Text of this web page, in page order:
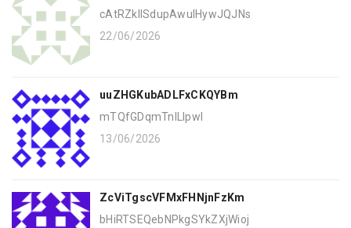
cAtRZkIlSdupAwulHywJQJNs
22/06/2026
uuZHGKubADLFxCKQYBm
mTQfGDqmTnILlpwI
13/06/2026
ZcViTgscVFMxFHNjnFzKm
bHiRTSEQebNPkgSYkZXjWioj